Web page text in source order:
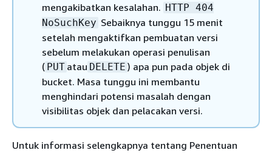
mengakibatkan kesalahan. HTTP 404
NoSuchKey Sebaiknya tunggu 15 menit
setelah mengaktifkan pembuatan versi
sebelum melakukan operasi penulisan
( PUT atau DELETE ) apa pun pada objek di
bucket. Masa tunggu ini membantu
menghindari potensi masalah dengan
visibilitas objek dan pelacakan versi.
Untuk informasi selengkapnya tentang Penentuan